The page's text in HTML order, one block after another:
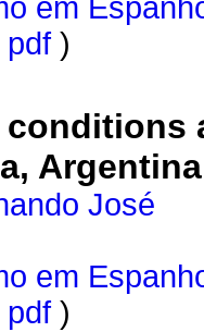
em
pdf )
José
em
pdf )